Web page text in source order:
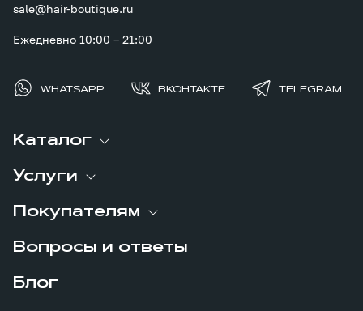
Каталог
Услуги
Покупателям
Вопросы и ответы
Блог
sale@hair-boutique.ru
Ежедневно 10:00 – 21:00
WHATSAPP ВКОНТАКТЕ TELEGRAM